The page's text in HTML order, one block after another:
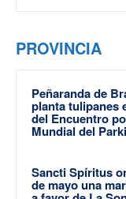
PROVINCIA
Peñaranda de
planta tulipanes
del Encuentro
Mundial del
Sancti Spíritus
de mayo una